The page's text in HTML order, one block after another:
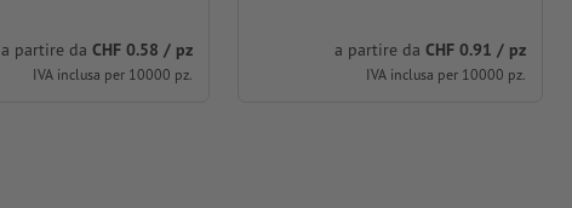
a partire daCHF 0.58 / pz
IVA inclusa per 10000 pz.
a partire da CHF 0.91 / pz
IVA inclusa per 10000 pz.